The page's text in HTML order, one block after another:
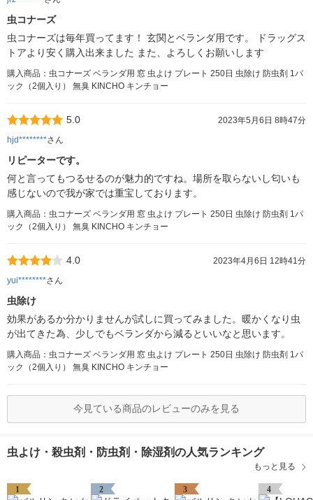
虫コナーズ
虫コナーズは毎年買ってます！ 玄関とベランダ用です。 ドラッグス
トアより安く購入出来ました また、よろしくお願いします
購入商品：虫コナーズ ベランダ用 窓 虫よけ プレート 250日 虫除け 防虫剤 1パ
ック（2個入り） 無臭 KINCHO キンチョー
5.0
2023年5月6日 8時47分
hjd********さん
リピーターです。
何と言ってもつるせるのが魅力的ですね。場所を取らないし匂いも
感じないので我が家では重宝しております。
購入商品：虫コナーズ ベランダ用 窓 虫よけ プレート 250日 虫除け 防虫剤 1パ
ック（2個入り） 無臭 KINCHO キンチョー
4.0
2023年4月6日 12時41分
yui********さん
虫除け
効果があるか分かりませんが試しに買ってみました。暖かくなり虫
が出てきた為、少しでもベランダから減るといいなと思います。
購入商品：虫コナーズ ベランダ用 窓 虫よけ プレート 250日 虫除け 防虫剤 1パ
ック（2個入り） 無臭 KINCHO キンチョー
今見ている商品のレビューのみを見る
虫よけ・殺虫剤・防虫剤・除湿剤の人気ランキング
もっと見る
1 2 3 4